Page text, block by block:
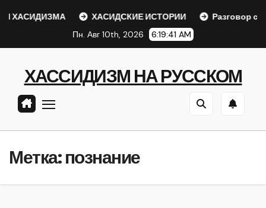
ХАСИДИЗМА ХАСИДСКИЕ ИСТОРИИ
Разговор с
Пн. Авг 10th, 2026
6:19:41 AM
ХАССИДИЗМ НА РУССКОМ
Метка:познание